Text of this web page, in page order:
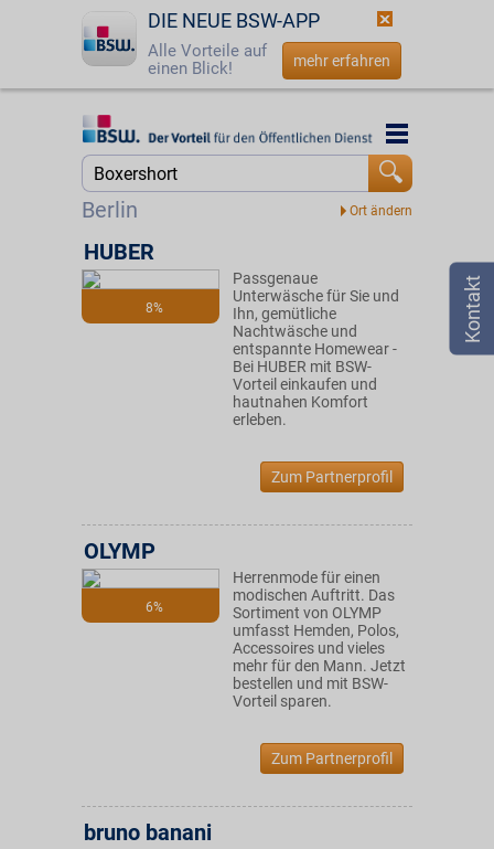
DIE NEUE BSW-APP
Alle Vorteile auf
einen Blick!
mehr erfahren
Startseite
☎ 0800 - 279 25 82
Berlin
Startseite
8%
HUBER
Passgenaue
Unterwäsche für Sie und
Ihn, gemütliche
Nachtwäsche und
entspannte Homewear -
Bei HUBER mit BSW-
Vorteil einkaufen und
hautnahen Komfort
erleben.
Zum Partnerprofil
6%
OLYMP
Herrenmode für einen
modischen Auftritt. Das
Sortiment von OLYMP
umfasst Hemden, Polos,
Accessoires und vieles
mehr für den Mann. Jetzt
bestellen und mit BSW-
Vorteil sparen.
Zum Partnerprofil
bruno banani